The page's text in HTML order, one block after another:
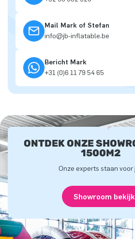
Mail Mark of Stefan
info@jb-inflatable.be
Bericht Mark
+31 (0)6 11 79 54 65
ONTDEK ONZE
1500M2
Onze experts staan voor
Showroom